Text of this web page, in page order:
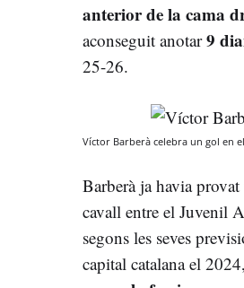
anterior de la cama
aconseguit anotar9
25-26.
Víctor Barberà celebra un gol en
Barberà ja havia
cavall entre el Juvenil
segons les seves
capital catalana el